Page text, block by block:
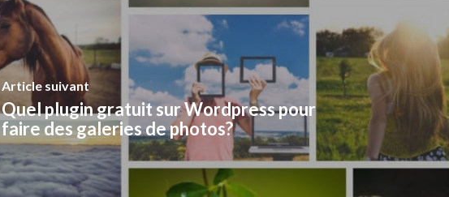
Article suivant
Quel plugin gratuit sur Wordpress pour
faire des galeries de photos?